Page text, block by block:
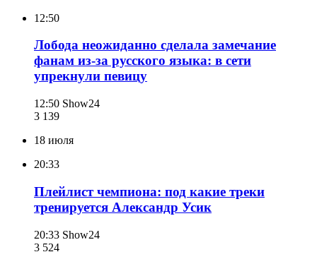
12:50
Лобода неожиданно сделала замечание
фанам из-за русского языка: в сети
упрекнули певицу
12:50 Show24
3 139
18 июля
20:33
Плейлист чемпиона: под какие треки
тренируется Александр Усик
20:33 Show24
3 524